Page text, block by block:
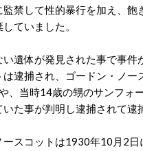
監禁して性的暴行を加え、飽
ていました。
遺体が発見された事で事件
は逮捕され、ゴードン・ノー
、当時14歳の甥のサンフォ
た事が判明し逮捕されて逮
ースコットは1930年10月2日